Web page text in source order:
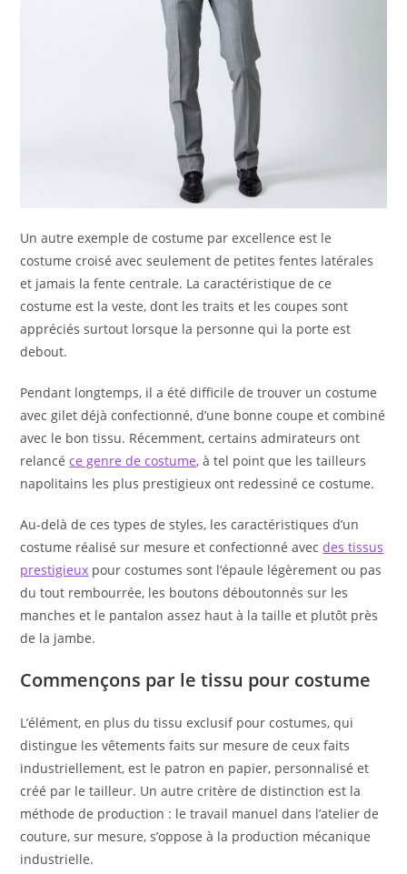
Un autre exemple de costume par excellence est le
costume croisé avec seulement de petites fentes latérales
et jamais la fente centrale. La caractéristique de ce
costume est la veste, dont les traits et les coupes sont
appréciés surtout lorsque la personne qui la porte est
debout.
Pendant longtemps, il a été difficile de trouver un costume
avec gilet déjà confectionné, d’une bonne coupe et combiné
avec le bon tissu. Récemment, certains admirateurs ont
relancéce genre de costume, à tel point que les tailleurs
napolitains les plus prestigieux ont redessiné ce costume.
Au-delà de ces types de styles, les caractéristiques d’un
costume réalisé sur mesure et confectionné avecdes tissus
prestigieux pour costumes sont l’épaule légèrement ou pas
du tout rembourrée, les boutons déboutonnés sur les
manches et le pantalon assez haut à la taille et plutôt près
de la jambe.
Commençons par le tissu pour costume
L’élément, en plus du tissu exclusif pour costumes, qui
distingue les vêtements faits sur mesure de ceux faits
industriellement, est le patron en papier, personnalisé et
créé par le tailleur. Un autre critère de distinction est la
méthode de production : le travail manuel dans l’atelier de
couture, sur mesure, s’oppose à la production mécanique
industrielle.